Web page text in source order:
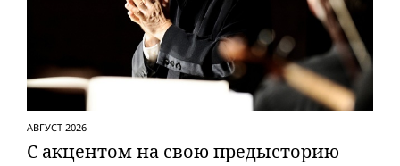
АВГУСТ 2026
С акцентом на свою предысторию